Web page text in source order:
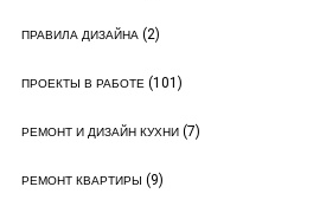
ПРАВИЛА ДИЗАЙНА(2)
ПРОЕКТЫ В РАБОТЕ(101)
РЕМОНТ И ДИЗАЙН КУХНИ(7)
РЕМОНТ КВАРТИРЫ (9)